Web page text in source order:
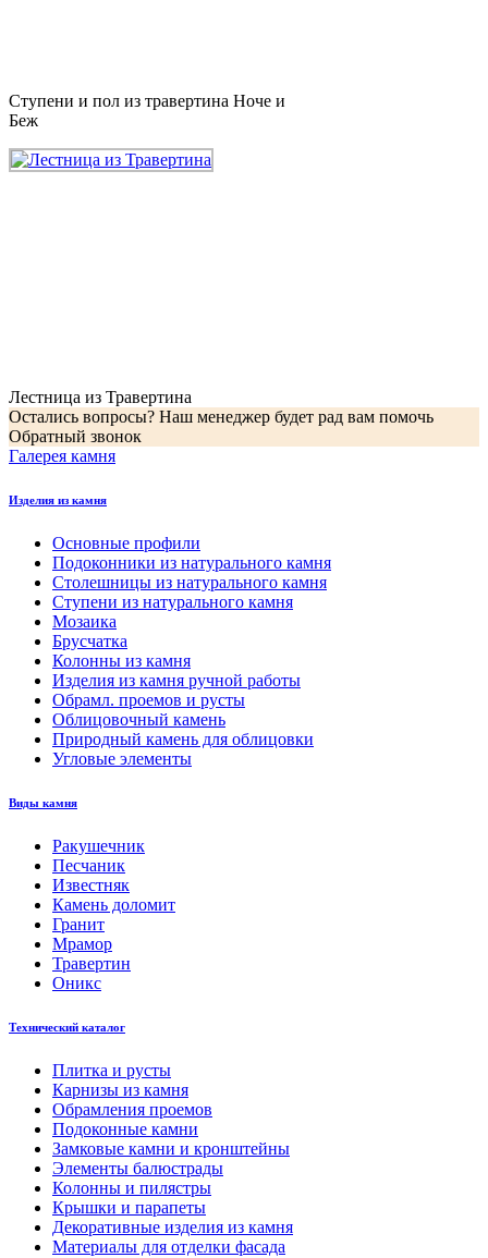
Ступени и пол из травертина Ноче и
Беж
Лестница из Травертина
Остались вопросы? Наш менеджер будет рад вам помочь
Обратный звонок
Галерея камня
Изделия из камня
Основные профили
Подоконники из натурального камня
Столешницы из натурального камня
Ступени из натурального камня
Мозаика
Брусчатка
Колонны из камня
Изделия из камня ручной работы
Обрамл. проемов и русты
Облицовочный камень
Природный камень для облицовки
Угловые элементы
Виды камня
Ракушечник
Песчаник
Известняк
Камень доломит
Гранит
Мрамор
Травертин
Оникс
Технический каталог
Плитка и русты
Карнизы из камня
Обрамления проемов
Подоконные камни
Замковые камни и кронштейны
Элементы балюстрады
Колонны и пилястры
Крышки и парапеты
Декоративные изделия из камня
Материалы для отделки фасада